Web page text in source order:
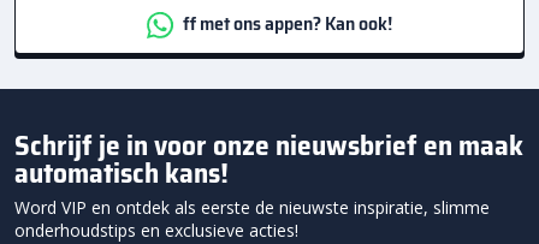
ff met ons appen? Kan ook!
Schrijf je in voor onze nieuwsbrief en maak
automatisch kans!
Word VIP en ontdek als eerste de nieuwste inspiratie, slimme
onderhoudstips en exclusieve acties!